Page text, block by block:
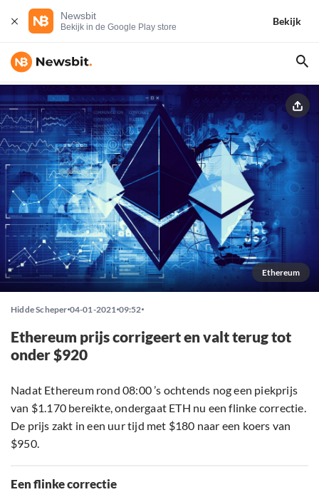
Newsbit
Bekijk in de Google Play store
Bekijk
Ethereum
Hidde Scheper 04-01-2021 09:52
Ethereum prijs corrigeert en valt terug tot
onder $920
Nadat Ethereum rond 08:00 ’s ochtends nog een piekprijs
van $1.170 bereikte, ondergaat ETH nu een flinke correctie.
De prijs zakt in een uur tijd met $180 naar een koers van
$950.
Een flinke correctie